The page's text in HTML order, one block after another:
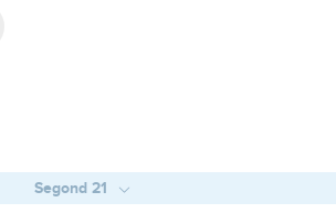
Segond 21